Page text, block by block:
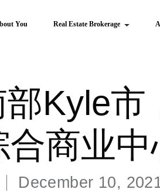
You Real Estate Brokerage
Kyle市
合商业
December 10,